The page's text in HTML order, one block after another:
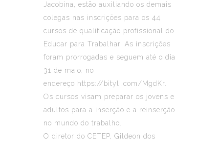
Jacobina, estão auxiliando os demais
colegas nas inscrições para os 44
cursos de qualificação profissional do
Educar para Trabalhar. As inscrições
foram prorrogadas e seguem até o dia
31 de maio, no
endereço https://bityli.com/MgdKr
Os cursos visam preparar os jovens e
adultos para a inserção e a reinserção
no mundo do trabalho.
O diretor do CETEP, Gildeon dos